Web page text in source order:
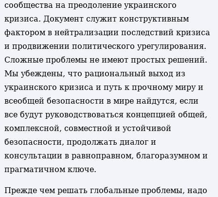
сообщества на преодоление украинского
кризиса. Документ служит конструктивным
фактором в нейтрализации последствий кризиса
и продвижении политического урегулирования.
Сложные проблемы не имеют простых решений.
Мы убеждены, что рациональный выход из
украинского кризиса и путь к прочному миру и
всеобщей безопасности в мире найдутся, если
все будут руководствоваться концепцией общей,
комплексной, совместной и устойчивой
безопасности, продолжать диалог и
консультации в равноправном, благоразумном и
прагматичном ключе.
Прежде чем решать глобальные проблемы, надо